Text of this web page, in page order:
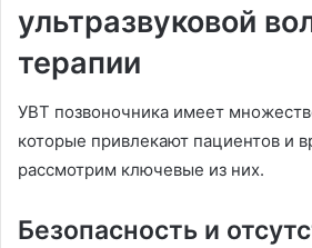
ультразвуковой
терапии
УВТ позвоночника имеет
которые привлекают пациентов и
рассмотрим ключевые из них.
Безопасность и